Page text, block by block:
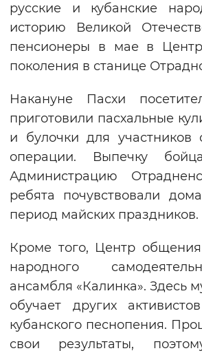
Включены
Звуковой
Воспроизвести
Вернуть
русские и кубанские
историю Великой
пенсионеры в мае в
поколения в станице
Накануне Пасхи
приготовили пасхальные
и булочки для участников
операции. Выпечку
Администрацию
ребята почувствовали
период майских праздников.
Кроме того, Центр
народного
ансамбля «Калинка». Здесь
обучает других
кубанского песнопения.
свои результаты,